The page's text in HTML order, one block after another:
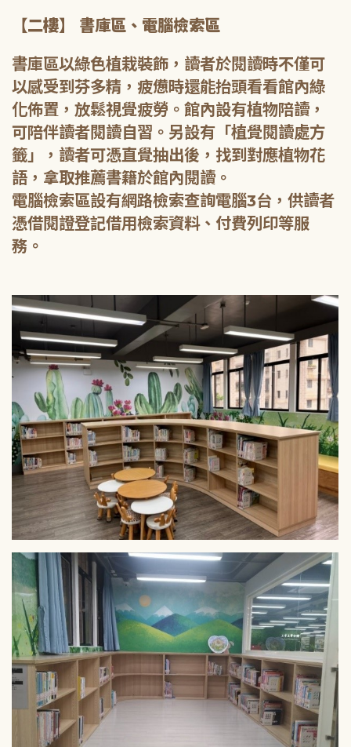
【二樓】 書庫區、電腦檢索區
書庫區以綠色植栽裝飾，讀者於閱讀時不僅可
以感受到芬多精，疲憊時還能抬頭看看館內綠
化佈置，放鬆視覺疲勞。館內設有植物陪讀，
可陪伴讀者閱讀自習。另設有「植覺閱讀處方
籤」，讀者可憑直覺抽出後，找到對應植物花
語，拿取推薦書籍於館內閱讀。
電腦檢索區設有網路檢索查詢電腦3台，供讀者
憑借閱證登記借用檢索資料、付費列印等服
務。